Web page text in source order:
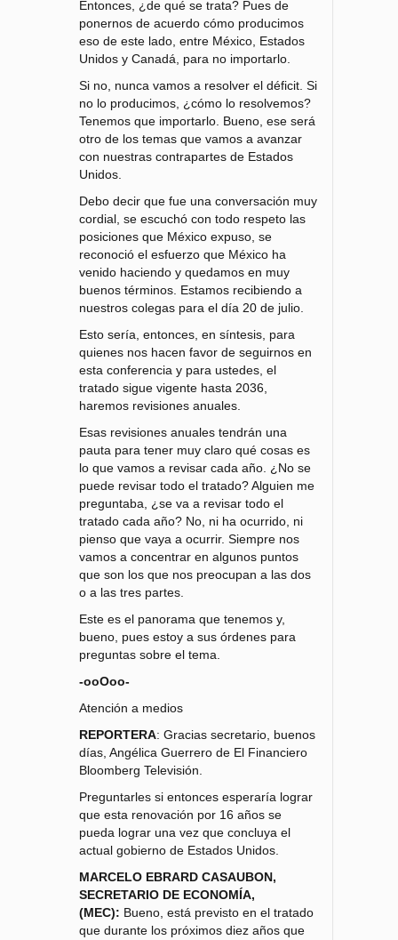
Entonces, ¿de qué se trata? Pues de
ponernos de acuerdo cómo producimos
eso de este lado, entre México, Estados
Unidos y Canadá, para no importarlo.
Si no, nunca vamos a resolver el déficit. Si
no lo producimos, ¿cómo lo resolvemos?
Tenemos que importarlo. Bueno, ese será
otro de los temas que vamos a avanzar
con nuestras contrapartes de Estados
Unidos.
Debo decir que fue una conversación muy
cordial, se escuchó con todo respeto las
posiciones que México expuso, se
reconoció el esfuerzo que México ha
venido haciendo y quedamos en muy
buenos términos. Estamos recibiendo a
nuestros colegas para el día 20 de julio.
Esto sería, entonces, en síntesis, para
quienes nos hacen favor de seguirnos en
esta conferencia y para ustedes, el
tratado sigue vigente hasta 2036,
haremos revisiones anuales.
Esas revisiones anuales tendrán una
pauta para tener muy claro qué cosas es
lo que vamos a revisar cada año. ¿No se
puede revisar todo el tratado? Alguien me
preguntaba, ¿se va a revisar todo el
tratado cada año? No, ni ha ocurrido, ni
pienso que vaya a ocurrir. Siempre nos
vamos a concentrar en algunos puntos
que son los que nos preocupan a las dos
o a las tres partes.
Este es el panorama que tenemos y,
bueno, pues estoy a sus órdenes para
preguntas sobre el tema.
-ooOoo-
Atención a medios
REPORTERA: Gracias secretario, buenos
días, Angélica Guerrero de El Financiero
Bloomberg Televisión.
Preguntarles si entonces esperaría lograr
que esta renovación por 16 años se
pueda lograr una vez que concluya el
actual gobierno de Estados Unidos.
MARCELO EBRARD CASAUBON,
SECRETARIO DE ECONOMÍA,
(MEC): Bueno, está previsto en el tratado
que durante los próximos diez años que